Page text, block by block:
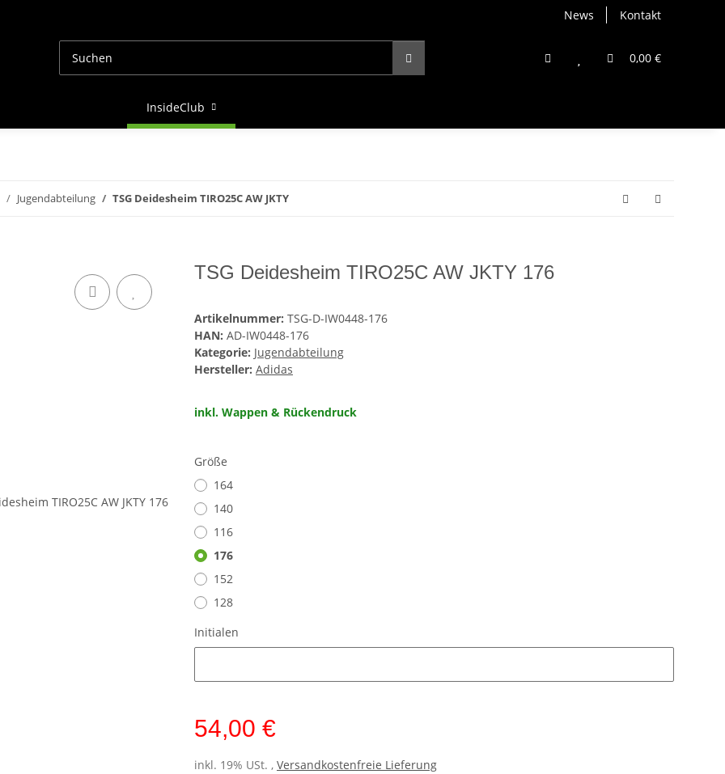
News Kontakt
0,00 €
InsideClub
Jugendabteilung TSG Deidesheim TIRO25C AW JKTY
TSG Deidesheim TIRO25C AW JKTY 176
Artikelnummer: TSG-D-IW0448-176
HAN: AD-IW0448-176
Kategorie: Jugendabteilung
Hersteller: Adidas
inkl. Wappen & Rückendruck
Größe
164
140
116
176
152
128
Initialen
54,00 €
inkl. 19% USt. , Versandkostenfreie Lieferung